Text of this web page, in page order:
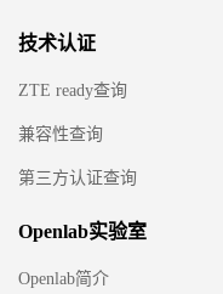
技术认证
ZTE ready查询
兼容性查询
第三方认证查询
Openlab实验室
Openlab简介